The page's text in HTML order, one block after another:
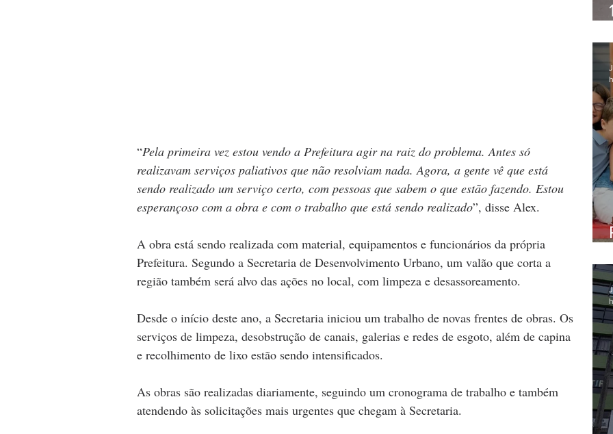
“Pela primeira vez estou vendo a Prefeitura agir na raiz do problema. Antes só
realizavam serviços paliativos que não resolviam nada. Agora, a gente vê que está
sendo realizado um serviço certo, com pessoas que sabem o que estão fazendo. Estou
esperançoso com a obra e com o trabalho que está sendo realizado”, disse Alex.
A obra está sendo realizada com material, equipamentos e funcionários da própria
Prefeitura. Segundo a Secretaria de Desenvolvimento Urbano, um valão que corta a
região também será alvo das ações no local, com limpeza e desassoreamento.
Desde o início deste ano, a Secretaria iniciou um trabalho de novas frentes de obras. Os
serviços de limpeza, desobstrução de canais, galerias e redes de esgoto, além de capina
e recolhimento de lixo estão sendo intensificados.
As obras são realizadas diariamente, seguindo um cronograma de trabalho e também
atendendo às solicitações mais urgentes que chegam à Secretaria.